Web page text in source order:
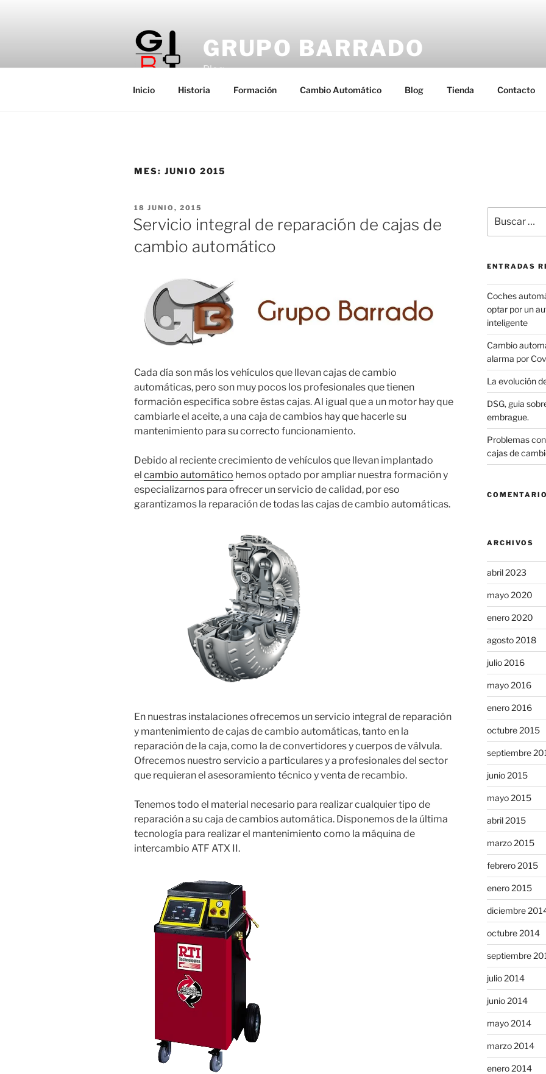
GRUPO BARRADO
Blog
Inicio Historia Formación Cambio Automático Blog Tienda Contacto
MES: JUNIO 2015
PUBLICADO
EL
18 JUNIO, 2015
Servicio integral de reparación de cajas de
cambio automático
Cada día son más los vehículos que llevan cajas de cambio
automáticas, pero son muy pocos los profesionales que tienen
formación específica sobre éstas cajas. Al igual que a un motor hay que
cambiarle el aceite, a una caja de cambios hay que hacerle su
mantenimiento para su correcto funcionamiento.
Debido al reciente crecimiento de vehículos que llevan implantado
el cambio automático hemos optado por ampliar nuestra formación y
especializarnos para ofrecer un servicio de calidad, por eso
garantizamos la reparación de todas las cajas de cambio automáticas.
En nuestras instalaciones ofrecemos un servicio integral de reparación
y mantenimiento de cajas de cambio automáticas, tanto en la
reparación de la caja, como la de convertidores y cuerpos de válvula.
Ofrecemos nuestro servicio a particulares y a profesionales del sector
que requieran el asesoramiento técnico y venta de recambio.
Tenemos todo el material necesario para realizar cualquier tipo de
reparación a su caja de cambios automática. Disponemos de la última
tecnología para realizar el mantenimiento como la máquina de
intercambio ATF ATX II.
por:
ENTRADAS
Coches
optar por un
inteligente
Cambio
alarma por
La evolución
DSG, guia
embrague.
Problemas
cajas de
ARCHIVOS
abril 2023
mayo 2020
enero 2020
agosto 2018
julio 2016
mayo 2016
enero 2016
octubre 2015
septiembre
junio 2015
mayo 2015
abril 2015
marzo 2015
febrero 2015
enero 2015
diciembre
octubre 2014
septiembre
julio 2014
junio 2014
mayo 2014
marzo 2014
enero 2014